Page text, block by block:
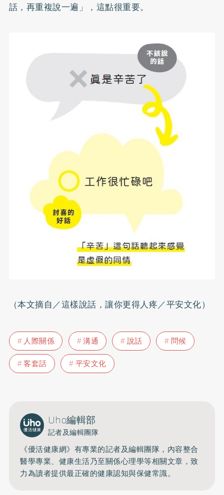
話，再重複說一遍」，這點很重要。
（本文摘自／這樣說話，讓你更得人疼／平安文化）
人際關係 溝通 說話
問候
客套話
平安文化
Uho編輯部
記者及編輯團隊
《優活健康網》有專業的記者及編輯團隊，內容整合
醫學專業、健康生活乃至關係心理學等相關文章，致
力為讀者提供最正確的健康認知與保健常識。